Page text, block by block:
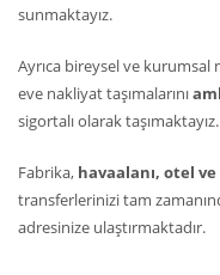
sunmaktayız.
Ayrıca bireysel ve kurumsal
eve nakliyat taşımalarını
sigortalı olarak taşımaktayız.
Fabrika, havaalanı, otel
transferlerinizi tam
adresinize ulaştırmaktadır.